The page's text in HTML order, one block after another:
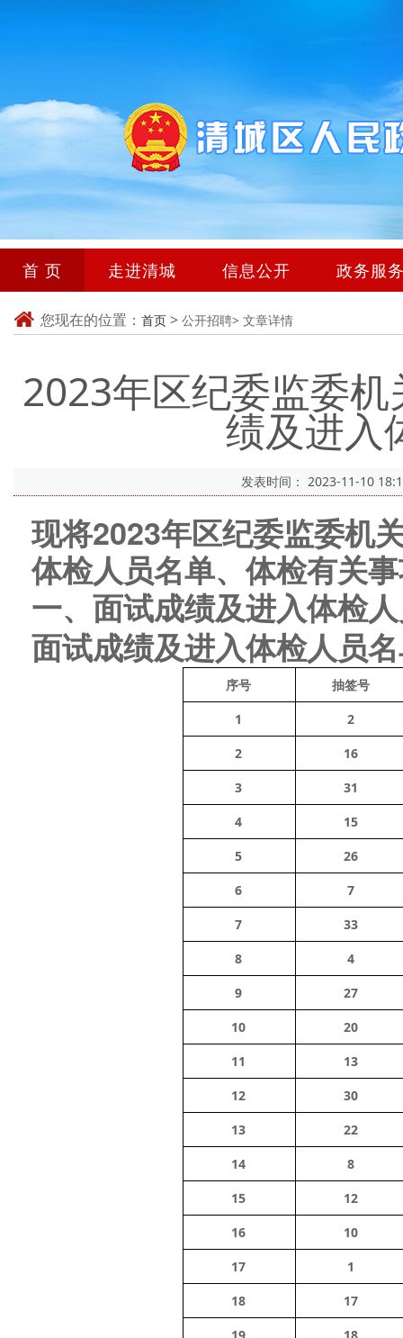
首 页 走进清城 信息公开 政务服
您现在的位置： 首页 > 公开招聘> 文章详情
2023年区纪委监委
绩及进入
发表时间： 2023-11-10
现将2023年区纪委监委机
体检人员名单、体检有关
一、面试成绩及进入体检
面试成绩及进入体检人员
序号
抽签号
1
2
2
16
3
31
4
15
5
26
6
7
7
33
8
4
9
27
10
20
11
13
12
30
13
22
14
8
15
12
16
10
17
1
18
17